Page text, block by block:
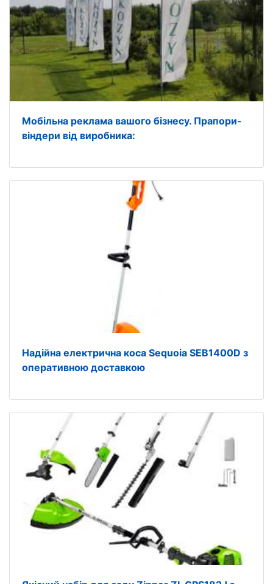
Мобільна реклама вашого бізнесу. Прапори-
віндери від виробника:
Надійна електрична коса Sequoia SEB1400D з
оперативною доставкою